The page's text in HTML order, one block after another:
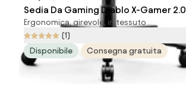
Sedia Da Gaming Diablo X-Gamer 2.0
Normal Size: Deep red
Ergonomica, girevole, in tessuto
(1)
Disponibile
Consegna gratuita